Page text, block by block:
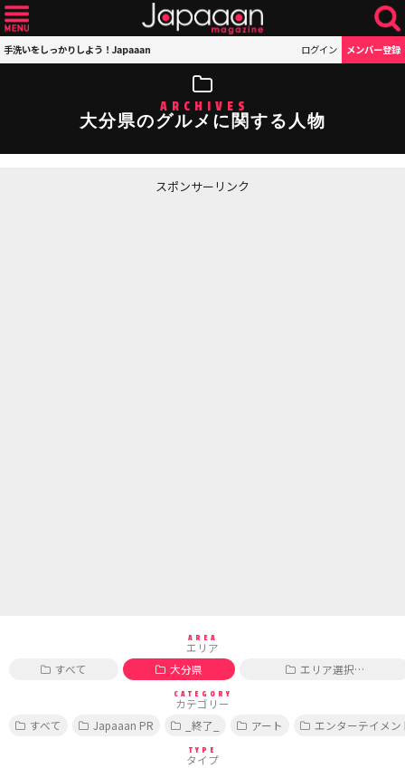
手洗いをしっかりしよう！Japaaan ログイン メンバー登録
ARCHIVES
大分県のグルメに関する人物
スポンサーリンク
AREA
エリア
すべて
大分県 エリア選択…
CATEGORY
カテゴリー
すべて
Japaaan PR _終了_ アート エンターテイメン
TYPE
タイプ